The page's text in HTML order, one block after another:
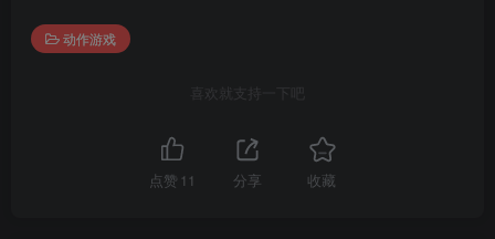
动作游戏
喜欢就支持一下吧
点赞 11 分享 收藏